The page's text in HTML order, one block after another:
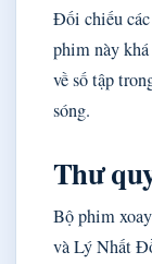
Đối chiếu các
phim này
về số tập
sóng.
Thư
Bộ phim
và Lý Nhất